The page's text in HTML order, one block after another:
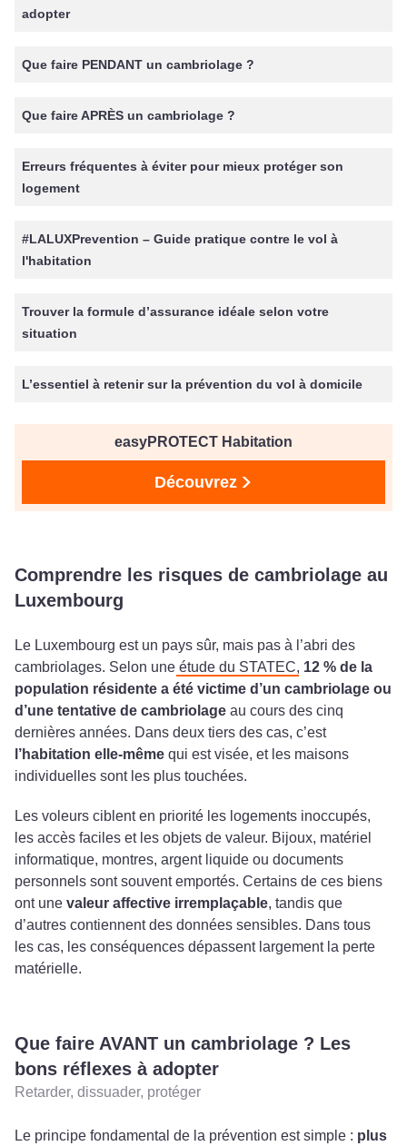
adopter
Que faire PENDANT un cambriolage ?
Que faire APRÈS un cambriolage ?
Erreurs fréquentes à éviter pour mieux protéger son
logement
#LALUXPrevention – Guide pratique contre le vol à
l'habitation
Trouver la formule d’assurance idéale selon votre
situation
L’essentiel à retenir sur la prévention du vol à domicile
easyPROTECT Habitation
Découvrez
Comprendre les risques de cambriolage au
Luxembourg
Le Luxembourg est un pays sûr, mais pas à l’abri des
cambriolages. Selon une étude du STATEC, 12 % de la
population résidente a été victime d’un cambriolage ou
d’une tentative de cambriolage au cours des cinq
dernières années. Dans deux tiers des cas, c’est
l’habitation elle-même qui est visée, et les maisons
individuelles sont les plus touchées.
Les voleurs ciblent en priorité les logements inoccupés,
les accès faciles et les objets de valeur. Bijoux, matériel
informatique, montres, argent liquide ou documents
personnels sont souvent emportés. Certains de ces biens
ont une valeur affective irremplaçable, tandis que
d’autres contiennent des données sensibles. Dans tous
les cas, les conséquences dépassent largement la perte
matérielle.
Que faire AVANT un cambriolage ? Les
bons réflexes à adopter
Retarder, dissuader, protéger
Le principe fondamental de la prévention est simple : plus